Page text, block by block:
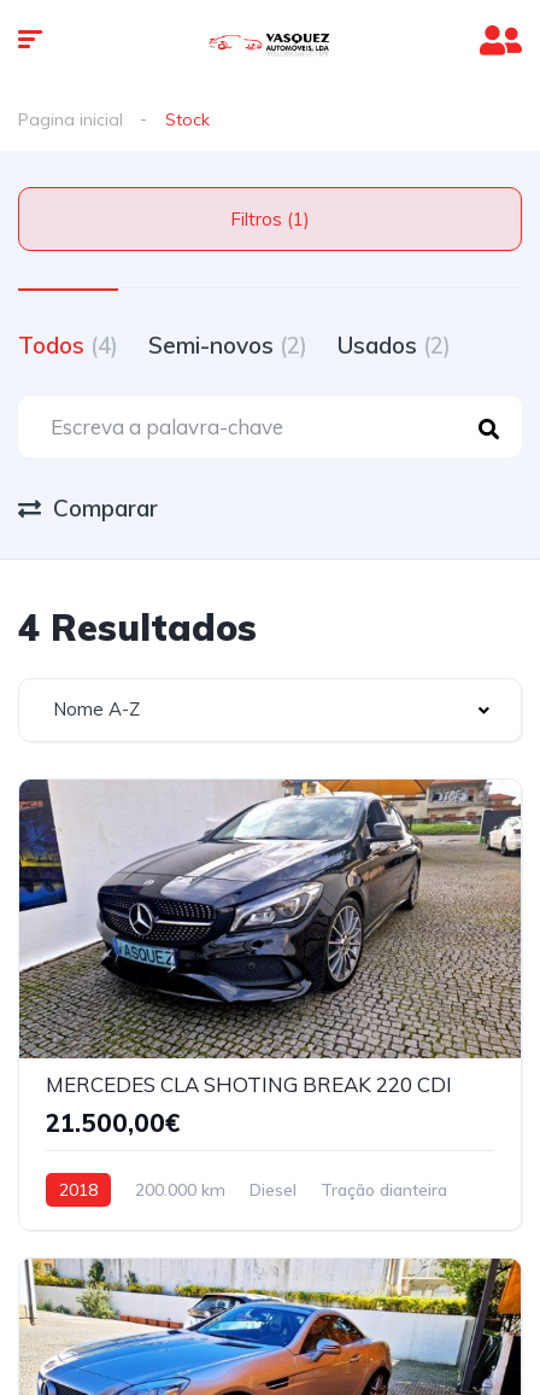
Pagina inicial Stock
Filtros (1)
Todos (4) Semi-novos (2) Usados (2)
Comparar
4 Resultados
Nome A-Z
MERCEDES CLA SHOTING BREAK 220 CDI
21.500,00€
2018 200.000 km Diesel Tração dianteira